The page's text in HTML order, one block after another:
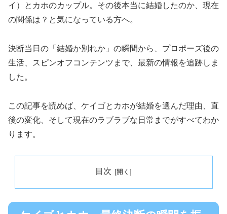
イ）とカホのカップル。その後本当に結婚したのか、現在
の関係は？と気になっている方へ。
決断当日の「結婚か別れか」の瞬間から、プロポーズ後の
生活、スピンオフコンテンツまで、最新の情報を追跡しま
した。
この記事を読めば、ケイゴとカホが結婚を選んだ理由、直
後の変化、そして現在のラブラブな日常までがすべてわか
ります。
目次